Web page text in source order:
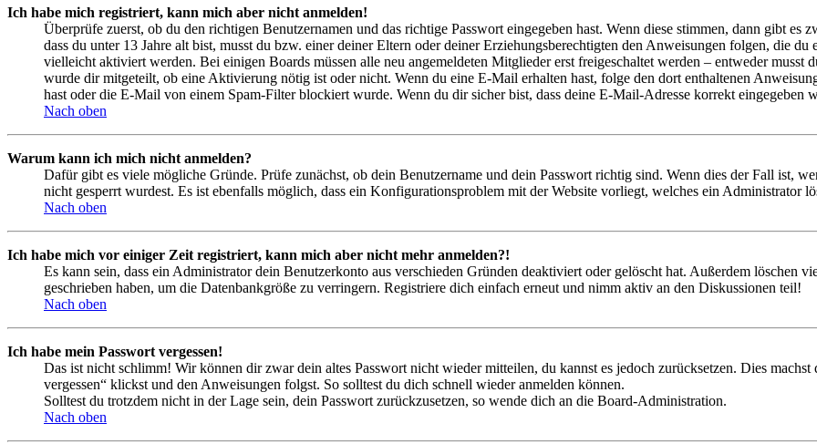
Ich habe mich registriert, kann mich aber nicht anmelden!
Überprüfe zuerst, ob du den richtigen Benutzernamen und das richtige Passwort eingegeben hast. Wenn diese stimmen, dann gibt es
dass du unter 13 Jahre alt bist, musst du bzw. einer deiner Eltern oder deiner Erziehungsberechtigten den Anweisungen folgen, die
vielleicht aktiviert werden. Bei einigen Boards müssen alle neu angemeldeten Mitglieder erst freigeschaltet werden – entweder musst
wurde dir mitgeteilt, ob eine Aktivierung nötig ist oder nicht. Wenn du eine E-Mail erhalten hast, folge den dort enthaltenen
hast oder die E-Mail von einem Spam-Filter blockiert wurde. Wenn du dir sicher bist, dass deine E-Mail-Adresse korrekt eingegeben
Nach oben
Warum kann ich mich nicht anmelden?
Dafür gibt es viele mögliche Gründe. Prüfe zunächst, ob dein Benutzername und dein Passwort richtig sind. Wenn dies der Fall ist,
nicht gesperrt wurdest. Es ist ebenfalls möglich, dass ein Konfigurationsproblem mit der Website vorliegt, welches ein Administrator
Nach oben
Ich habe mich vor einiger Zeit registriert, kann mich aber nicht mehr anmelden?!
Es kann sein, dass ein Administrator dein Benutzerkonto aus verschieden Gründen deaktiviert oder gelöscht hat. Außerdem löschen
geschrieben haben, um die Datenbankgröße zu verringern. Registriere dich einfach erneut und nimm aktiv an den Diskussionen teil!
Nach oben
Ich habe mein Passwort vergessen!
Das ist nicht schlimm! Wir können dir zwar dein altes Passwort nicht wieder mitteilen, du kannst es jedoch zurücksetzen. Dies
vergessen“ klickst und den Anweisungen folgst. So solltest du dich schnell wieder anmelden können.
Solltest du trotzdem nicht in der Lage sein, dein Passwort zurückzusetzen, so wende dich an die Board-Administration.
Nach oben